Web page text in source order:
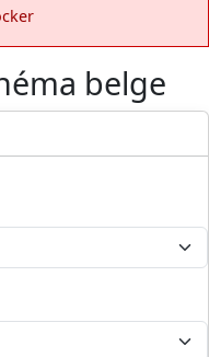
belge